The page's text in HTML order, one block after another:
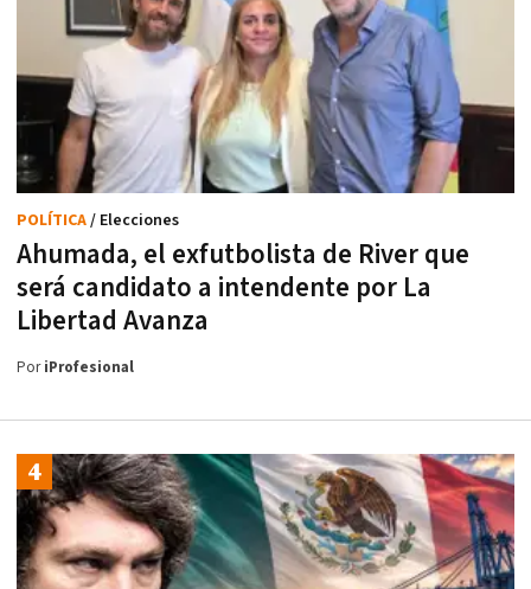
Ahumada, el exfutbolista de River que
será candidato a intendente por La
Libertad Avanza
POLÍTICA/ Elecciones
PoriProfesional